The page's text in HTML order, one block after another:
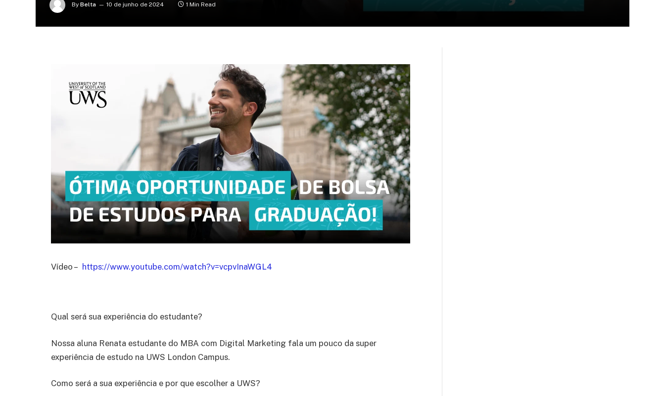
By Belta 10 de junho de 2024 1 Min Read
Vídeo – https://www.youtube.com/watch?v=vcpvInaWGL4
Qual será sua experiência do estudante?
Nossa aluna Renata estudante do MBA com Digital Marketing fala um pouco da super
experiência de estudo na UWS London Campus.
Como será a sua experiência e por que escolher a UWS?